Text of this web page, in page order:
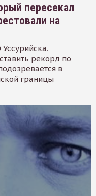
пересекал
на
рекорд по
в
границы